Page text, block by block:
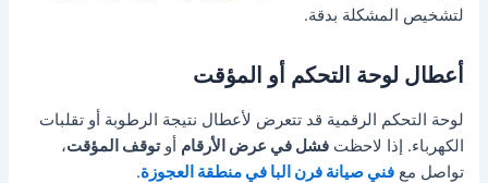
لتشخيص المشكلة بدقة.
أعطال لوحة التحكم أو المؤقت
لوحة التحكم الرقمية قد تتعرض لأعطال نتيجة الرطوبة أو تقلبات
الكهرباء. إذا لاحظتفشل في عرض الأرقام أوتوقف المؤقت،
تواصل معفني صيانة فرن البا في منطقة العجوزة.